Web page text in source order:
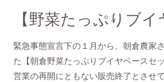
緊急事態宣言下の１月から、朝倉農家
た【朝倉野菜たっぷりブイヤベースセ
営業の再開にともない販売終了とさせ